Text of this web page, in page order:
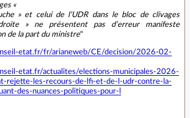
«
» et celui de l’UDR dans le bloc de clivages
» ne présentent pas d’erreur manifeste
de la part du ministre"
etat.fr/fr/arianeweb/CE/decision/2026-02-
etat.fr/actualites/elections-municipales-2026-
rejette-les-recours-de-lfi-et-de-l-udr-contre-la-
des-nuances-politiques-pour-l